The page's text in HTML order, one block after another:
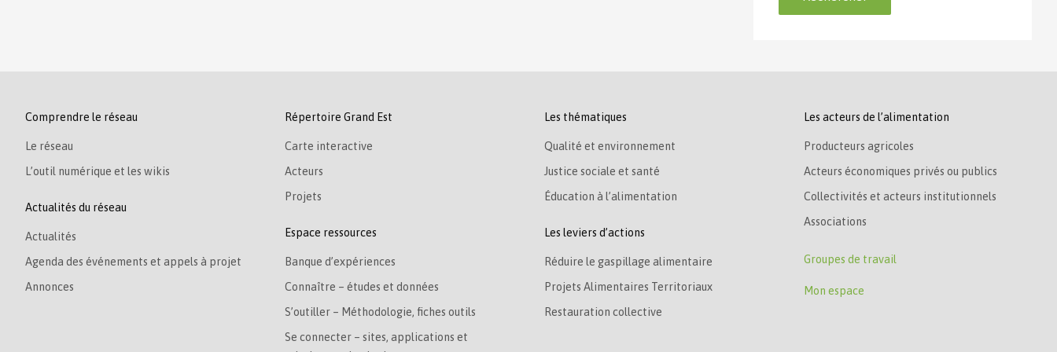
Comprendre le réseau
Le réseau
L’outil numérique et les wikis
Actualités du réseau
Actualités
Agenda des événements et appels à projet
Annonces
Répertoire Grand Est
Carte interactive
Acteurs
Projets
Espace ressources
Banque d’expériences
Connaître – études et données
S’outiller – Méthodologie, fiches outils
Se connecter – sites, applications et
Les thématiques
Qualité et environnement
Justice sociale et santé
Éducation à l’alimentation
Les leviers d’actions
Réduire le gaspillage alimentaire
Projets Alimentaires Territoriaux
Restauration collective
Les acteurs de l’alimentation
Producteurs agricoles
Acteurs économiques privés ou publics
Collectivités et acteurs institutionnels
Associations
Groupes de travail
Mon espace